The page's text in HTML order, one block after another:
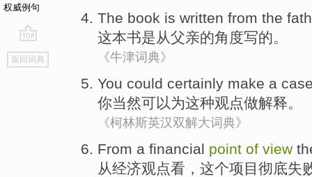
权威例句
go
top
返回词典
The book is written from the
这本书是从父亲的角度写的。
《牛津词典》
You could certainly make a
你当然可以为这种观点做解释。
《柯林斯英汉双解大词典》
From a financial point of view
从经济观点看， 这个项目彻底失